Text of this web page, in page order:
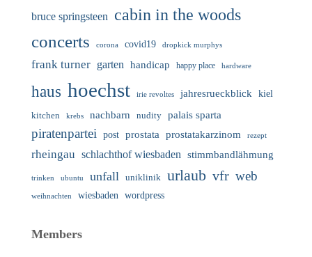
bruce springsteen
cabin in the woods
concerts
corona covid19 dropkick murphys
frank turner garten handicap happy place hardware
haus hoechst irie revoltes jahresrueckblick kiel
kitchen krebs nachbarn nudity palais sparta
piratenpartei post prostata prostatakarzinom rezept
rheingau schlachthof wiesbaden stimmbandlähmung
trinken ubuntu unfall uniklinik urlaub vfr web
weihnachten wiesbaden wordpress
Members